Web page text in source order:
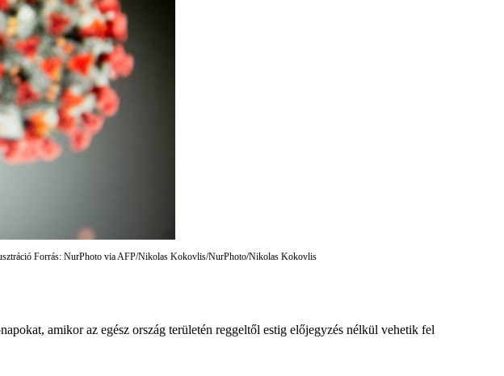
Forrás: NurPhoto via AFP/Nikolas Kokovlis/NurPhoto/Nikolas Kokovlis
amikor az egész ország területén reggeltől estig előjegyzés nélkül vehetik fel